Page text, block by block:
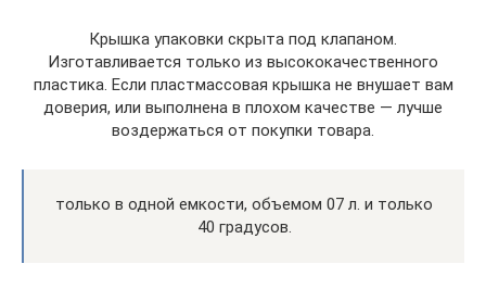
Крышка упаковки скрыта под клапаном.
Изготавливается только из высококачественного
пластика. Если пластмассовая крышка не внушает вам
доверия, или выполнена в плохом качестве — лучше
воздержаться от покупки товара.
только в одной емкости, объемом 07 л. и только
40 градусов.